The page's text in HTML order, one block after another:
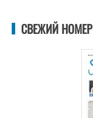
СВЕЖИЙ НОМЕР